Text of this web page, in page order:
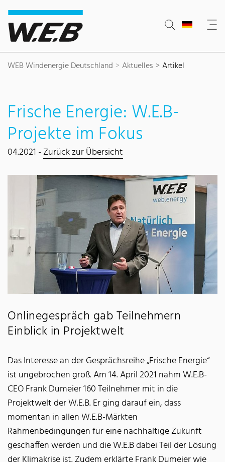
Inhaltsbereich
Suche
Hauptnavigation
Kontakt
Footer
WEB Windenergie Deutschland Aktuelles Artikel
Frische Energie: W.E.B-
Projekte im Fokus
04.2021 -Zurück zur Übersicht
Onlinegespräch gab Teilnehmern
Einblick in Projektwelt
Das Interesse an der Gesprächsreihe „Frische Energie“
ist ungebrochen groß. Am 14. April 2021 nahm W.E.B-
CEO Frank Dumeier 160 Teilnehmer mit in die
Projektwelt der W.E.B. Er ging darauf ein, dass
momentan in allen W.E.B-Märkten
Rahmenbedingungen für eine nachhaltige Zukunft
geschaffen werden und die W.E.B dabei Teil der Lösung